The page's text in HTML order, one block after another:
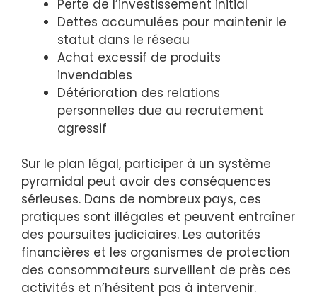
Perte de l’investissement initial
Dettes accumulées pour maintenir le
statut dans le réseau
Achat excessif de produits
invendables
Détérioration des relations
personnelles due au recrutement
agressif
Sur le plan légal, participer à un système
pyramidal peut avoir des conséquences
sérieuses. Dans de nombreux pays, ces
pratiques sont illégales et peuvent entraîner
des poursuites judiciaires. Les autorités
financières et les organismes de protection
des consommateurs surveillent de près ces
activités et n’hésitent pas à intervenir.